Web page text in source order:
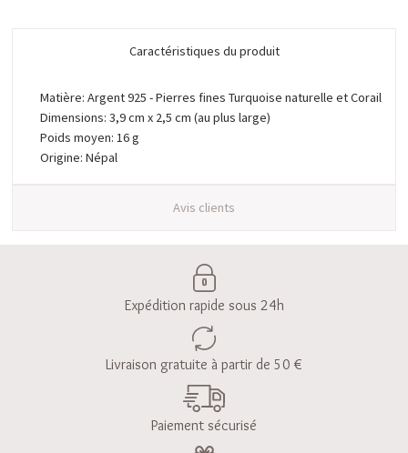
Caractéristiques du produit
Matière: Argent 925 - Pierres fines Turquoise naturelle et Corail
Dimensions: 3,9 cm x 2,5 cm (au plus large)
Poids moyen: 16 g
Origine: Népal
Avis clients
Expédition rapide sous 24h
Livraison gratuite à partir de 50 €
Paiement sécurisé